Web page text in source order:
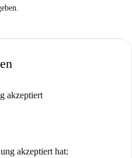
akzeptiert
akzeptiert hat: